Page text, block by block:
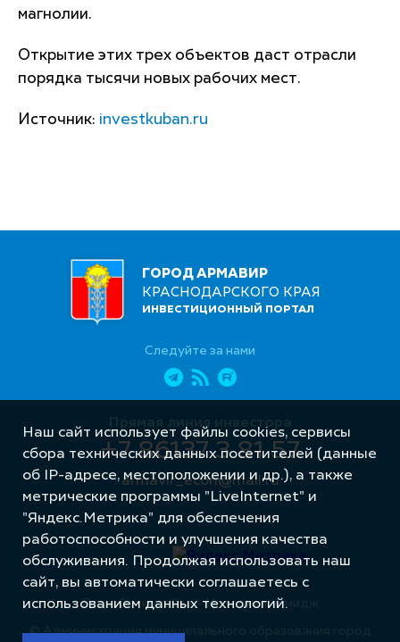
магнолии.
Открытие этих трех объектов даст отрасли
порядка тысячи новых рабочих мест.
Источник: investkuban.ru
ГОРОД АРМАВИР
КРАСНОДАРСКОГО КРАЯ
ИНВЕСТИЦИОННЫЙ ПОРТАЛ
Следуйте за нами
Прямая линия инвестора
+7 86137 3 81 57
armavir_econ@mail.ru
© Администрация муниципального образования город
Разработка сайта – Интернет-Имидж
Наш сайт использует файлы cookies, сервисы
сбора технических данных посетителей (данные
об IP-адресе, местоположении и др.), а также
метрические программы "LiveInternet" и
"Яндекс.Метрика" для обеспечения
работоспособности и улучшения качества
обслуживания. Продолжая использовать наш
сайт, вы автоматически соглашаетесь с
использованием данных технологий.